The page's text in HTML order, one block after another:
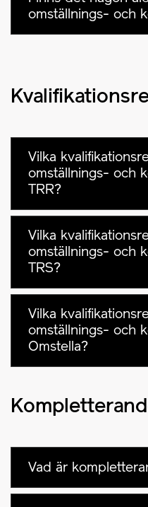
omställnings- och
Vilka
omställnings- och
TRR?
Vilka
omställnings- och
TRS?
Vilka
omställnings- och
Omstella?
Vad är